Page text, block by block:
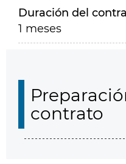
Duración del
1 meses
contrato